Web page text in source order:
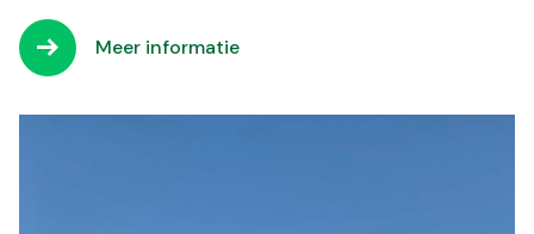
Meer informatie